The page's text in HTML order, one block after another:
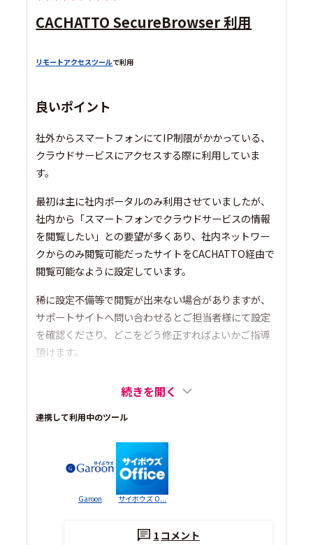
CACHATTO SecureBrowser 利用
リモートアクセスツールで利用
良いポイント
社外からスマートフォンにてIP制限がかかっている、
クラウドサービスにアクセスする際に利用していま
す。
最初は主に社内ポータルのみ利用させていましたが、
社内から「スマートフォンでクラウドサービスの情報
を閲覧したい」との要望が多くあり、社内ネットワー
クからのみ閲覧可能だったサイトをCACHATTO経由で
閲覧可能なように設定しています。
稀に設定不備等で閲覧が出来ない場合がありますが、
サポートサイトへ問い合わせるとご担当者様にて設定
を確認くださり、どこをどう修正すればよいかご指導
頂けます。
続きを開く
連携して利用中のツール
Garoon サイボウズ O...
1 コメント